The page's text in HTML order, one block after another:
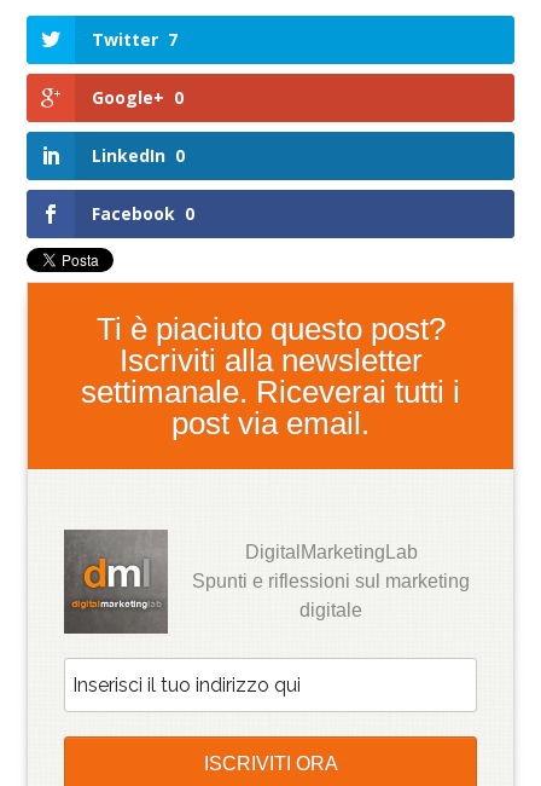
Twitter 7
Google+ 0
LinkedIn 0
Facebook 0
Ti è piaciuto questo post?
Iscriviti alla newsletter
settimanale. Riceverai tutti i
post via email.
DigitalMarketingLab
Spunti e riflessioni sul marketing
digitale